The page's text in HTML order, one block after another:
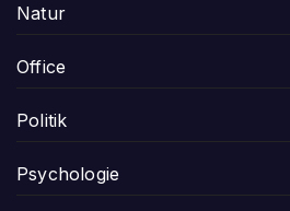
Natur
Office
Politik
Psychologie